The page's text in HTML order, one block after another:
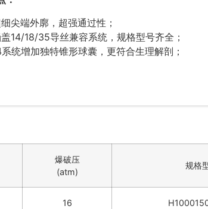
尖端外廓，超强通过性；
14/18/35导丝兼容系统，规格型号齐全；
系统增加独特锥形球囊，更符合生理解剖；
爆破压
(atm)
规格
16